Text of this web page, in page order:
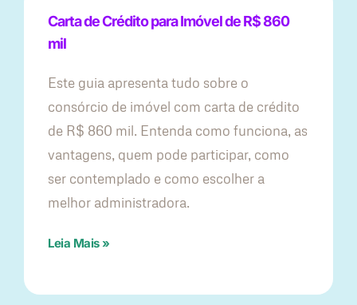
Carta de Crédito para Imóvel de R$ 860
mil
Este guia apresenta tudo sobre o
consórcio de imóvel com carta de crédito
de R$ 860 mil. Entenda como funciona, as
vantagens, quem pode participar, como
ser contemplado e como escolher a
melhor administradora.
Leia Mais »